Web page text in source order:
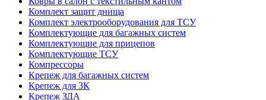
Комплект защит днища
Комплект электрооборудования для ТСУ
Комплектующие для багажных систем
Комплектующие для прицепов
Комплектующие ТСУ
Компрессоры
Крепеж для багажных систем
Крепеж для ЗК
Крепеж ЗДА